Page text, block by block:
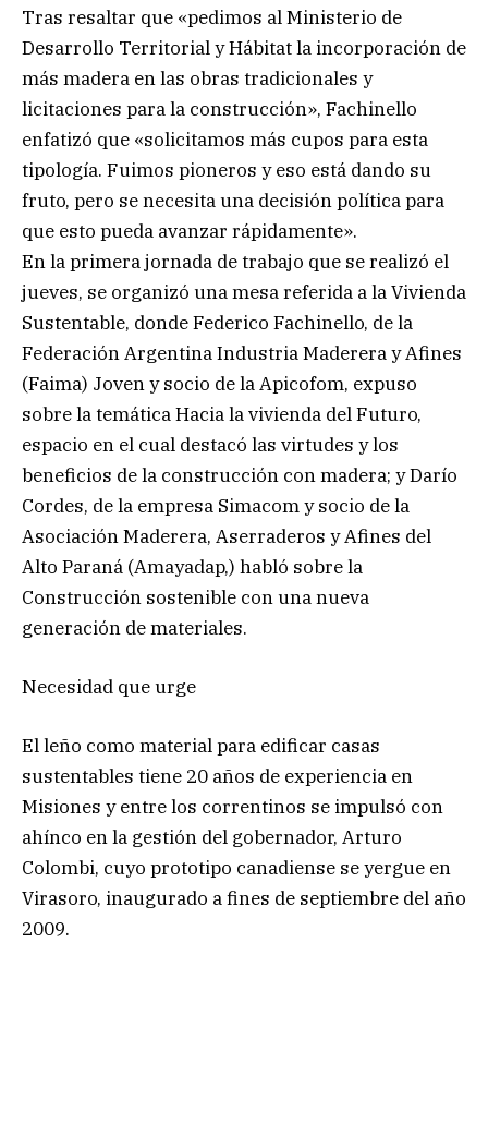
Tras resaltar que «pedimos al Ministerio de
Desarrollo Territorial y Hábitat la incorporación de
más madera en las obras tradicionales y
licitaciones para la construcción», Fachinello
enfatizó que «solicitamos más cupos para esta
tipología. Fuimos pioneros y eso está dando su
fruto, pero se necesita una decisión política para
que esto pueda avanzar rápidamente».
En la primera jornada de trabajo que se realizó el
jueves, se organizó una mesa referida a la Vivienda
Sustentable, donde Federico Fachinello, de la
Federación Argentina Industria Maderera y Afines
(Faima) Joven y socio de la Apicofom, expuso
sobre la temática Hacia la vivienda del Futuro,
espacio en el cual destacó las virtudes y los
beneficios de la construcción con madera; y Darío
Cordes, de la empresa Simacom y socio de la
Asociación Maderera, Aserraderos y Afines del
Alto Paraná (Amayadap,) habló sobre la
Construcción sostenible con una nueva
generación de materiales.
Necesidad que urge
El leño como material para edificar casas
sustentables tiene 20 años de experiencia en
Misiones y entre los correntinos se impulsó con
ahínco en la gestión del gobernador, Arturo
Colombi, cuyo prototipo canadiense se yergue en
Virasoro, inaugurado a fines de septiembre del año
2009.